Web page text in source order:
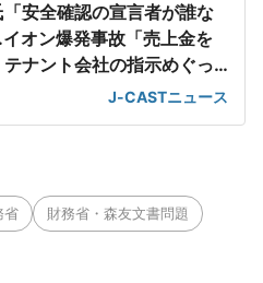
安全確認の宣言者が誰な
オン爆発事故「売上金を
ナント会社の指示めぐっ
J-CASTニュース
省 財務省・森友文書問題